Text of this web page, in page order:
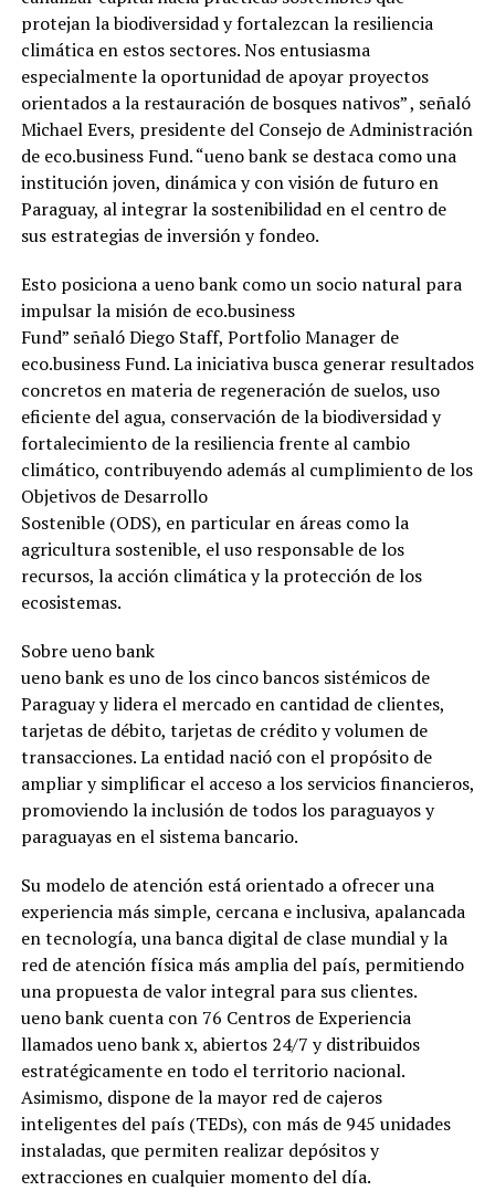
protejan la biodiversidad y fortalezcan la resiliencia
climática en estos sectores. Nos entusiasma
especialmente la oportunidad de apoyar proyectos
orientados a la restauración de bosques nativos” , señaló
Michael Evers, presidente del Consejo de Administración
de eco.business Fund. “ueno bank se destaca como una
institución joven, dinámica y con visión de futuro en
Paraguay, al integrar la sostenibilidad en el centro de
sus estrategias de inversión y fondeo.
Esto posiciona a ueno bank como un socio natural para
impulsar la misión de eco.business
Fund” señaló Diego Staff, Portfolio Manager de
eco.business Fund. La iniciativa busca generar resultados
concretos en materia de regeneración de suelos, uso
eficiente del agua, conservación de la biodiversidad y
fortalecimiento de la resiliencia frente al cambio
climático, contribuyendo además al cumplimiento de los
Objetivos de Desarrollo
Sostenible (ODS), en particular en áreas como la
agricultura sostenible, el uso responsable de los
recursos, la acción climática y la protección de los
ecosistemas.
Sobre ueno bank
ueno bank es uno de los cinco bancos sistémicos de
Paraguay y lidera el mercado en cantidad de clientes,
tarjetas de débito, tarjetas de crédito y volumen de
transacciones. La entidad nació con el propósito de
ampliar y simplificar el acceso a los servicios financieros,
promoviendo la inclusión de todos los paraguayos y
paraguayas en el sistema bancario.
Su modelo de atención está orientado a ofrecer una
experiencia más simple, cercana e inclusiva, apalancada
en tecnología, una banca digital de clase mundial y la
red de atención física más amplia del país, permitiendo
una propuesta de valor integral para sus clientes.
ueno bank cuenta con 76 Centros de Experiencia
llamados ueno bank x, abiertos 24/7 y distribuidos
estratégicamente en todo el territorio nacional.
Asimismo, dispone de la mayor red de cajeros
inteligentes del país (TEDs), con más de 945 unidades
instaladas, que permiten realizar depósitos y
extracciones en cualquier momento del día.